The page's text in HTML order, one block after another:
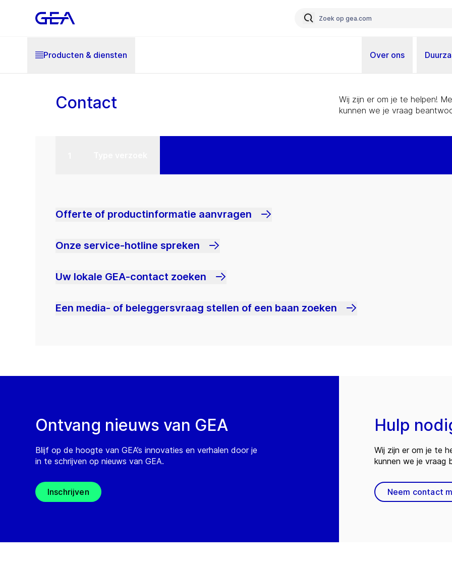
Producten & diensten Over ons
Contact
Wij zijn er om je te helpen!
kunnen we je vraag
Offerte of productinformatie aanvragen
Onze service-hotline spreken
Uw lokale GEA-contact zoeken
Een media- of beleggersvraag stellen of een baan zoeken
Ontvang nieuws van GEA
Blijf op de hoogte van GEA’s innovaties en verhalen door je
in te schrijven op nieuws van GEA.
Inschrijven
Hulp
Wij zijn er om je te
kunnen we je vraag
Neem contact